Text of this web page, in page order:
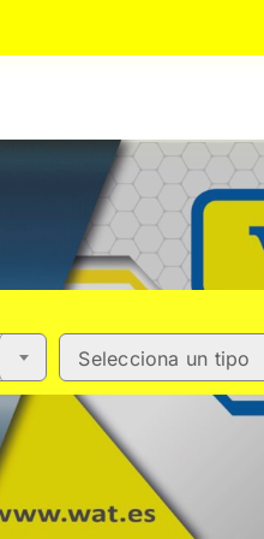
Selecciona un tipo